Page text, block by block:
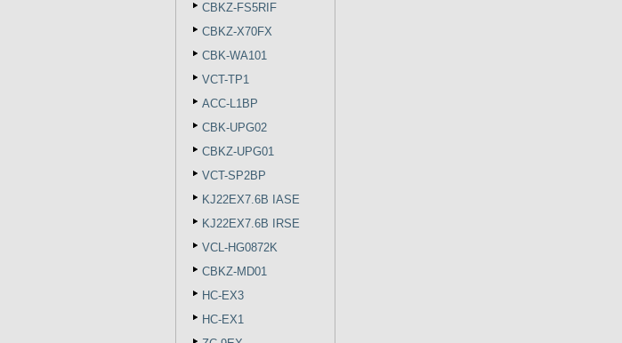
CBKZ-FS5RIF
CBKZ-X70FX
CBK-WA101
VCT-TP1
ACC-L1BP
CBK-UPG02
CBKZ-UPG01
VCT-SP2BP
KJ22EX7.6B IASE
KJ22EX7.6B IRSE
VCL-HG0872K
CBKZ-MD01
HC-EX3
HC-EX1